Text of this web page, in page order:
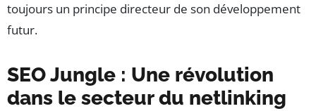
toujours un principe directeur de son développement
futur.
SEO Jungle : Une révolution
dans le secteur du netlinking